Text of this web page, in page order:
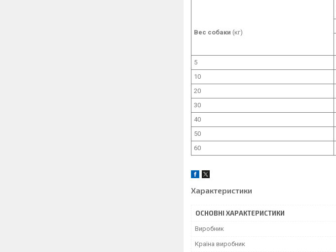
Вес собаки (кг)
5
10
20
30
40
50
60
Характеристики
ОСНОВНІ ХАРАКТЕРИСТИКИ
Виробник
Країна виробник